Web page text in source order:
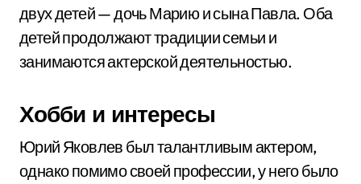
двух детей — дочь Марию и сына Павла. Оба
детей продолжают традиции семьи и
занимаются актерской деятельностью.
Хобби и интересы
Юрий Яковлев был талантливым актером,
однако помимо своей профессии, у него было